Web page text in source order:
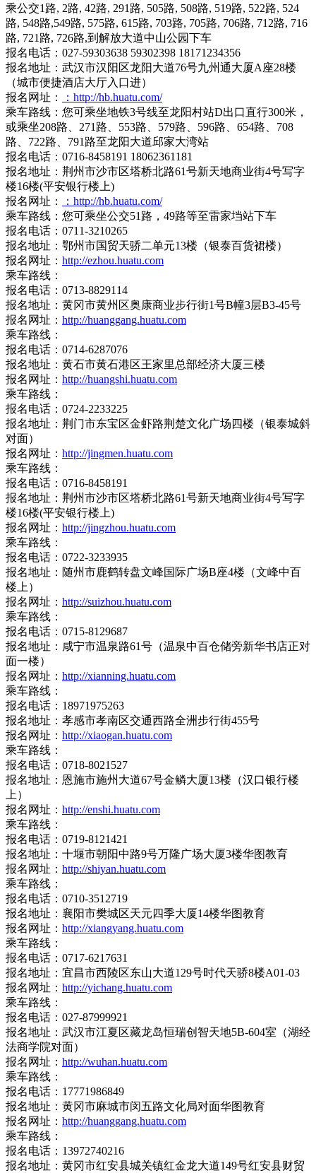
乘公交1路, 2路, 42路, 291路, 505路, 508路, 519路, 522路, 524
路, 548路,549路, 575路, 615路, 703路, 705路, 706路, 712路, 716
路, 721路, 726路,到解放大道中山公园下车
报名电话：027-59303638 59302398 18171234356
报名地址：武汉市汉阳区龙阳大道76号九州通大厦A座28楼
（城市便捷酒店大厅入口进）
报名网址：
：http://hb.huatu.com/
乘车路线：您可乘坐地铁3号线至龙阳村站D出口直行300米，
或乘坐208路、271路、553路、579路、596路、654路、708
路、722路、791路至龙阳大道邱家大湾站
报名电话：0716-8458191 18062361181
报名地址：荆州市沙市区塔桥北路61号新天地商业街4号写字
楼16楼(平安银行楼上)
报名网址：
：http://hb.huatu.com/
乘车路线：您可乘坐公交51路，49路等至雷家垱站下车
报名电话：0711-3210265
报名地址：鄂州市国贸天骄二单元13楼（银泰百货裙楼）
报名网址： http://ezhou.huatu.com
乘车路线：
报名电话：0713-8829114
报名地址：黄冈市黄州区奥康商业步行街1号B幢3层B3-45号
报名网址： http://huanggang.huatu.com
乘车路线：
报名电话：0714-6287076
报名地址：黄石市黄石港区王家里总部经济大厦三楼
报名网址： http://huangshi.huatu.com
乘车路线：
报名电话：0724-2233225
报名地址：荆门市东宝区金虾路荆楚文化广场四楼（银泰城斜
对面）
报名网址： http://jingmen.huatu.com
乘车路线：
报名电话：0716-8458191
报名地址：荆州市沙市区塔桥北路61号新天地商业街4号写字
楼16楼(平安银行楼上)
报名网址： http://jingzhou.huatu.com
乘车路线：
报名电话：0722-3233935
报名地址：随州市鹿鹤转盘文峰国际广场B座4楼（文峰中百
楼上）
报名网址： http://suizhou.huatu.com
乘车路线：
报名电话：0715-8129687
报名地址：咸宁市温泉路61号（温泉中百仓储旁新华书店正对
面一楼）
报名网址： http://xianning.huatu.com
乘车路线：
报名电话：18971975263
报名地址：孝感市孝南区交通西路全洲步行街455号
报名网址： http://xiaogan.huatu.com
乘车路线：
报名电话：0718-8021527
报名地址：恩施市施州大道67号金鳞大厦13楼（汉口银行楼
上）
报名网址： http://enshi.huatu.com
乘车路线：
报名电话：0719-8121421
报名地址：十堰市朝阳中路9号万隆广场大厦3楼华图教育
报名网址： http://shiyan.huatu.com
乘车路线：
报名电话：0710-3512719
报名地址：襄阳市樊城区天元四季大厦14楼华图教育
报名网址： http://xiangyang.huatu.com
乘车路线：
报名电话：0717-6217631
报名地址：宜昌市西陵区东山大道129号时代天骄8楼A01-03
报名网址： http://yichang.huatu.com
乘车路线：
报名电话：027-87999921
报名地址：武汉市江夏区藏龙岛恒瑞创智天地5B-604室（湖经
法商学院对面）
报名网址： http://wuhan.huatu.com
乘车路线：
报名电话：17771986849
报名地址：黄冈市麻城市闵五路文化局对面华图教育
报名网址： http://huanggang.huatu.com
乘车路线：
报名电话：13972740216
报名地址：黄冈市红安县城关镇红金龙大道149号红安县财贸